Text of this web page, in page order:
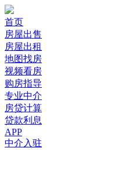
首页
房屋出售
房屋出租
地图找房
视频看房
购房指导
专业中介
房贷计算
贷款利息
APP
中介入驻